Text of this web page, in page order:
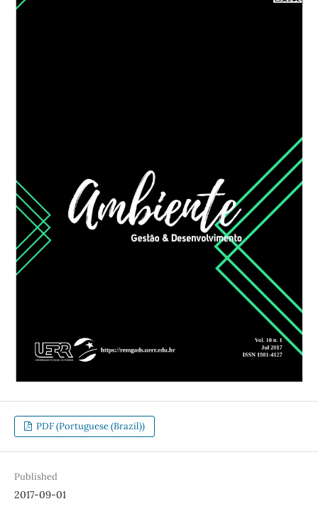
PDF (Portuguese (Brazil))
Published
2017-09-01